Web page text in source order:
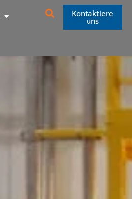
Kontaktiere
uns